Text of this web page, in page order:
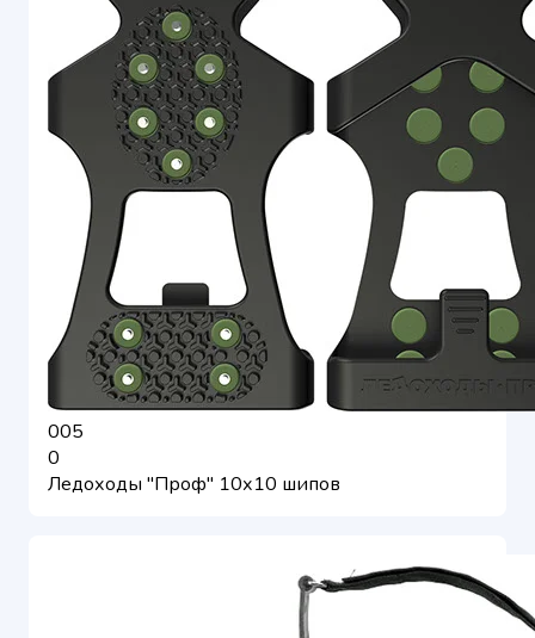
005
0
Ледоходы "Проф" 10х10 шипов